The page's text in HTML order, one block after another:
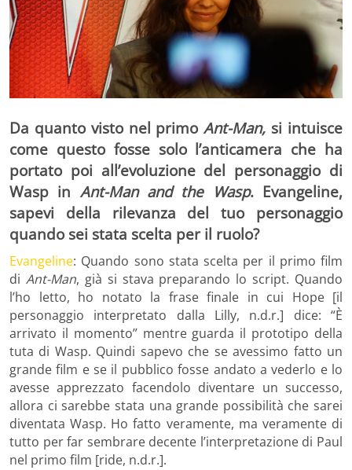
Da quanto visto nel primoAnt-Man, si intuisce
come questo fosse solo l’anticamera che ha
portato poi all’evoluzione del personaggio di
Wasp in Ant-Man and the Wasp. Evangeline,
sapevi della rilevanza del tuo personaggio
quando sei stata scelta per il ruolo?
Evangeline: Quando sono stata scelta per il primo film
di Ant-Man, già si stava preparando lo script. Quando
l’ho letto, ho notato la frase finale in cui Hope [il
personaggio interpretato dalla Lilly, n.d.r.] dice: “È
arrivato il momento” mentre guarda il prototipo della
tuta di Wasp. Quindi sapevo che se avessimo fatto un
grande film e se il pubblico fosse andato a vederlo e lo
avesse apprezzato facendolo diventare un successo,
allora ci sarebbe stata una grande possibilità che sarei
diventata Wasp. Ho fatto veramente, ma veramente di
tutto per far sembrare decente l’interpretazione di Paul
nel primo film [ride, n.d.r.].